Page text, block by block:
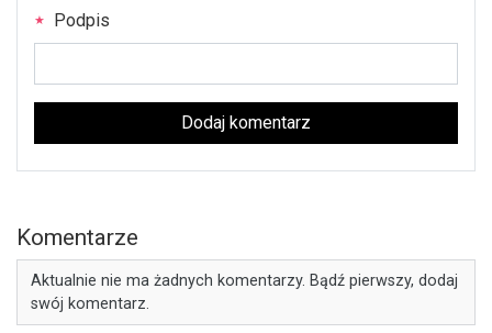
Podpis
Dodaj komentarz
Komentarze
Aktualnie nie ma żadnych komentarzy. Bądź pierwszy, dodaj
swój komentarz.